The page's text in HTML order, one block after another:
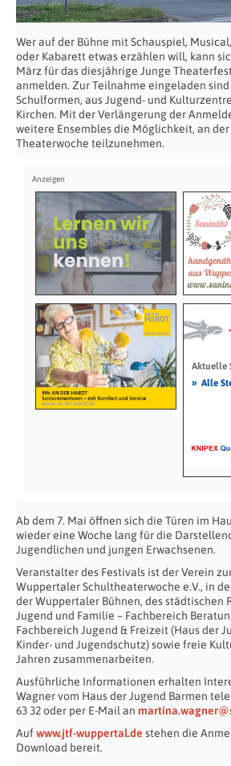
Wer auf der Bühne mit Schauspiel,
oder Kabarett etwas erzählen will, kann
März für das diesjährige Junge
anmelden. Zur Teilnahme eingeladen
Schulformen, aus Jugend- und
Kirchen. Mit der Verlängerung der
weitere Ensembles die Möglichkeit, an
Theaterwoche teilzunehmen.
Aktuelle
» Alle
Ab dem 7. Mai öffnen sich die Türen im
wieder eine Woche lang für die
Jugendlichen und jungen Erwachsenen.
Veranstalter des Festivals ist der Verein
Wuppertaler Schultheaterwoche e.V., in
der Wuppertaler Bühnen, des städtischen
Jugend und Familie – Fachbereich
Fachbereich Jugend & Freizeit (Haus der
Kinder- und Jugendschutz) sowie freie
Jahren zusammenarbeiten.
Ausführliche Informationen erhalten
Wagner vom Haus der Jugend Barmen
63 32 oder per E-Mail an
Auf www.jtf-wuppertal.de stehen die
Download bereit.